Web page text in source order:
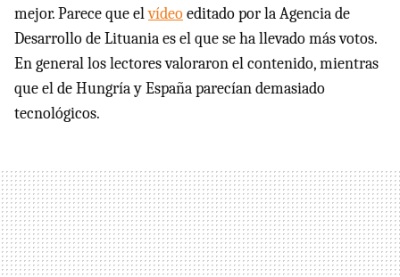
mejor. Parece que elvídeoeditado por la Agencia de
Desarrollo de Lituania es el que se ha llevado más votos.
En general los lectores valoraron el contenido, mientras
que el de Hungría y España parecían demasiado
tecnológicos.